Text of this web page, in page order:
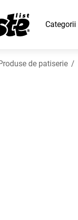
Categorii
de patiserie